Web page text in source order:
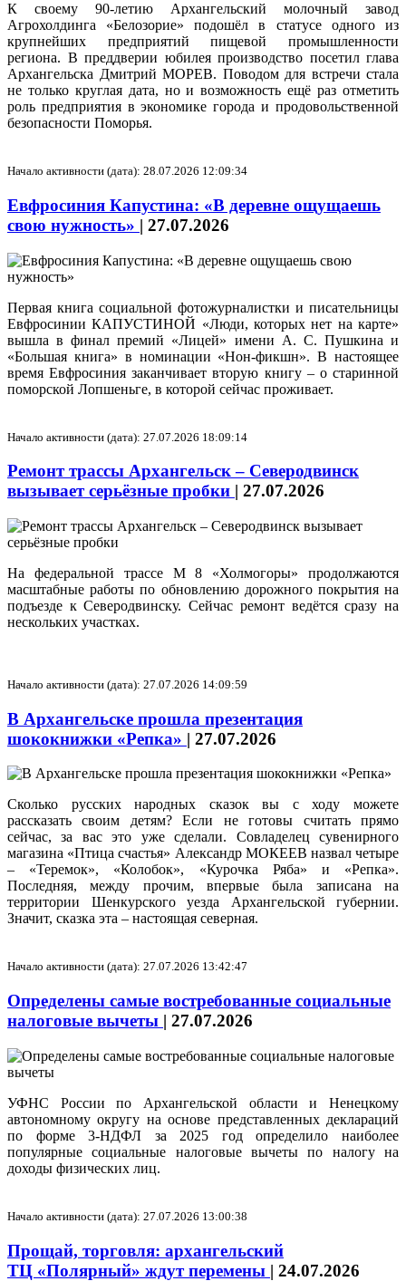
К своему 90-летию Архангельский молочный завод
Агрохолдинга «Белозорие» подошёл в статусе одного из
крупнейших предприятий пищевой промышленности
региона. В преддверии юбилея производство посетил глава
Архангельска Дмитрий МОРЕВ. Поводом для встречи стала
не только круглая дата, но и возможность ещё раз отметить
роль предприятия в экономике города и продовольственной
безопасности Поморья.
Начало активности (дата): 28.07.2026 12:09:34
Евфросиния Капустина: «В деревне ощущаешь
свою нужность» | 27.07.2026
Первая книга социальной фотожурналистки и писательницы
Евфросинии КАПУСТИНОЙ «Люди, которых нет на карте»
вышла в финал премий «Лицей» имени А. С. Пушкина и
«Большая книга» в номинации «Нон-фикшн». В настоящее
время Евфросиния заканчивает вторую книгу – о старинной
поморской Лопшеньге, в которой сейчас проживает.
Начало активности (дата): 27.07.2026 18:09:14
Ремонт трассы Архангельск – Северодвинск
вызывает серьёзные пробки | 27.07.2026
На федеральной трассе М 8 «Холмогоры» продолжаются
масштабные работы по обновлению дорожного покрытия на
подъезде к Северодвинску. Сейчас ремонт ведётся сразу на
нескольких участках.
Начало активности (дата): 27.07.2026 14:09:59
В Архангельске прошла презентация
шококнижки «Репка» | 27.07.2026
Сколько русских народных сказок вы с ходу можете
рассказать своим детям? Если не готовы считать прямо
сейчас, за вас это уже сделали. Совладелец сувенирного
магазина «Птица счастья» Александр МОКЕЕВ назвал четыре
– «Теремок», «Колобок», «Курочка Ряба» и «Репка».
Последняя, между прочим, впервые была записана на
территории Шенкурского уезда Архангельской губернии.
Значит, сказка эта – настоящая северная.
Начало активности (дата): 27.07.2026 13:42:47
Определены самые востребованные социальные
налоговые вычеты | 27.07.2026
УФНС России по Архангельской области и Ненецкому
автономному округу на основе представленных деклараций
по форме 3-НДФЛ за 2025 год определило наиболее
популярные социальные налоговые вычеты по налогу на
доходы физических лиц.
Начало активности (дата): 27.07.2026 13:00:38
Прощай, торговля: архангельский
ТЦ «Полярный» ждут перемены | 24.07.2026